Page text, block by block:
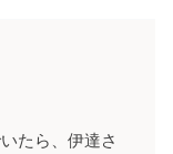
たら、伊達さ